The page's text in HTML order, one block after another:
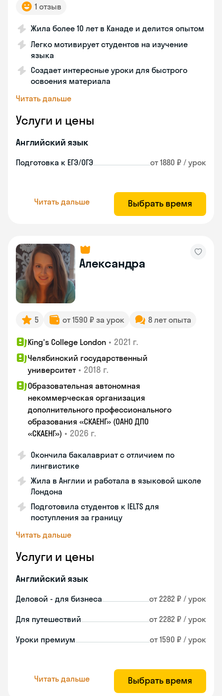
1 отзыв
Жила более 10 лет в Канаде и делится опытом
Легко мотивирует студентов на изучение
языка
Создает интересные уроки для быстрого
освоения материала
Читать дальше
Услуги и цены
Английский язык
Подготовка к ЕГЭ/ОГЭ от 1880 ₽ / урок
Читать дальше Выбрать время
Александра
5 от 1590 ₽ за урок 8 лет опыта
King's College London • 2021 г.
Челябинский государственный
университет • 2018 г.
Образовательная автономная
некоммерческая организация
дополнительного профессионального
образования «СКАЕНГ» (ОАНО ДПО
«СКАЕНГ») • 2026 г.
Окончила бакалавриат с отличием по
лингвистике
Жила в Англии и работала в языковой школе
Лондона
Подготовила студентов к IELTS для
поступления за границу
Читать дальше
Услуги и цены
Английский язык
Деловой - для бизнеса от 2282 ₽ / урок
Для путешествий от 2282 ₽ / урок
Уроки премиум от 1590 ₽ / урок
Читать дальше Выбрать время